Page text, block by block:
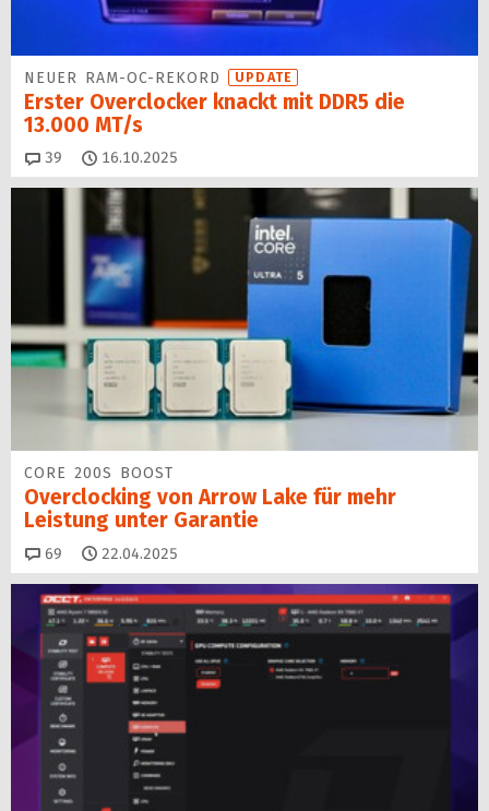
NEUER RAM-OC-REKORD UPDATE
Erster Overclocker knackt mit DDR5 die
13.000 MT/s
39 Kommentare
16.10.2025
CORE 200S BOOST
Overclocking von Arrow Lake für mehr
Leistung unter Garantie
69 Kommentare
22.04.2025